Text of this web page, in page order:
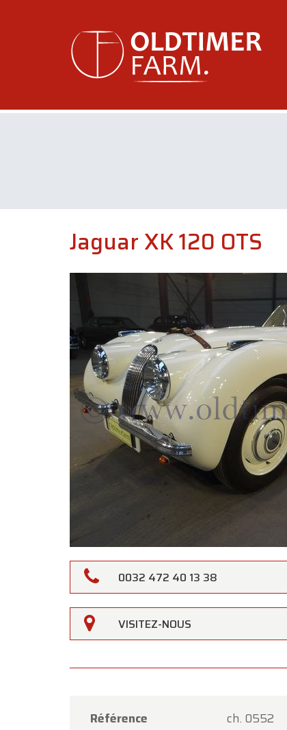
Jaguar XK 120 OTS
0032 472 40 13 38
VISITEZ-NOUS
Référence
ch. 0552